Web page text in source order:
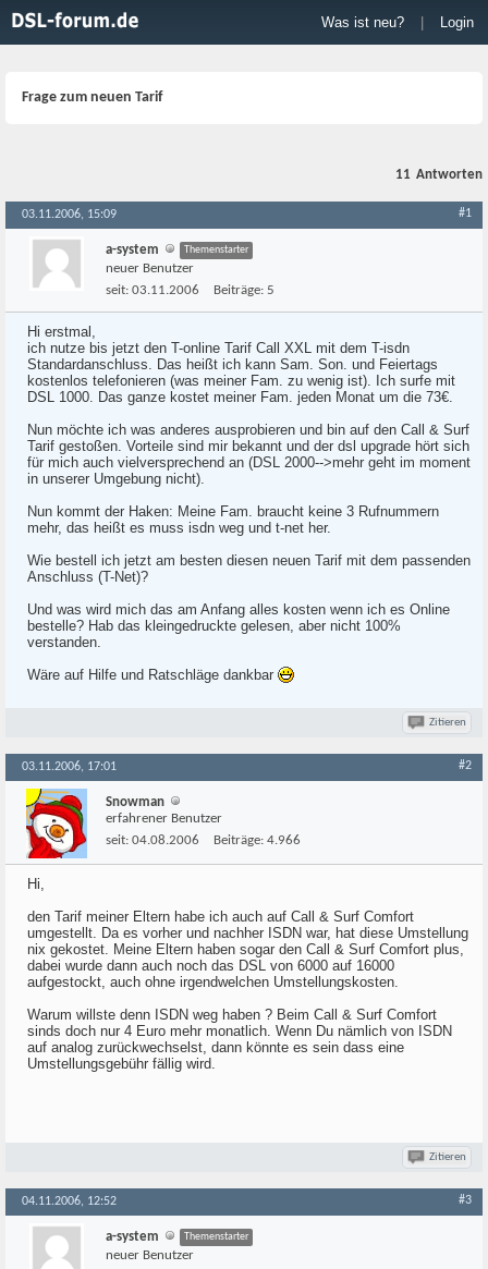
Was ist neu? Login
Frage zum neuen Tarif
11 Antworten
03.11.2006, 15:09 #1
a-system Themenstarter
neuer Benutzer
seit: 03.11.2006 Beiträge: 5
Hi erstmal,
ich nutze bis jetzt den T-online Tarif Call XXL mit dem T-isdn
Standardanschluss. Das heißt ich kann Sam. Son. und Feiertags
kostenlos telefonieren (was meiner Fam. zu wenig ist). Ich surfe mit
DSL 1000. Das ganze kostet meiner Fam. jeden Monat um die 73€.
Nun möchte ich was anderes ausprobieren und bin auf den Call & Surf
Tarif gestoßen. Vorteile sind mir bekannt und der dsl upgrade hört sich
für mich auch vielversprechend an (DSL 2000-->mehr geht im moment
in unserer Umgebung nicht).
Nun kommt der Haken: Meine Fam. braucht keine 3 Rufnummern
mehr, das heißt es muss isdn weg und t-net her.
Wie bestell ich jetzt am besten diesen neuen Tarif mit dem passenden
Anschluss (T-Net)?
Und was wird mich das am Anfang alles kosten wenn ich es Online
bestelle? Hab das kleingedruckte gelesen, aber nicht 100%
verstanden.
Wäre auf Hilfe und Ratschläge dankbar
Zitieren
03.11.2006, 17:01 #2
Snowman
erfahrener Benutzer
seit: 04.08.2006 Beiträge: 4.966
Hi,
den Tarif meiner Eltern habe ich auch auf Call & Surf Comfort
umgestellt. Da es vorher und nachher ISDN war, hat diese Umstellung
nix gekostet. Meine Eltern haben sogar den Call & Surf Comfort plus,
dabei wurde dann auch noch das DSL von 6000 auf 16000
aufgestockt, auch ohne irgendwelchen Umstellungskosten.
Warum willste denn ISDN weg haben ? Beim Call & Surf Comfort
sinds doch nur 4 Euro mehr monatlich. Wenn Du nämlich von ISDN
auf analog zurückwechselst, dann könnte es sein dass eine
Umstellungsgebühr fällig wird.
Zitieren
04.11.2006, 12:52 #3
a-system Themenstarter
neuer Benutzer